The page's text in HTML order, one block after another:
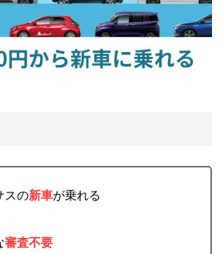
スの新車が乗れる
審査不要